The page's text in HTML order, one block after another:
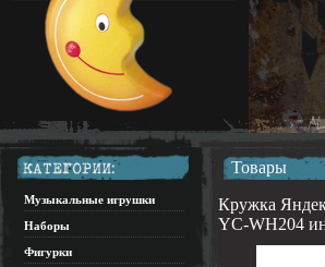
Музыкальные игрушки
Наборы
Фигурки
Товары
Кружка
YC-WH204